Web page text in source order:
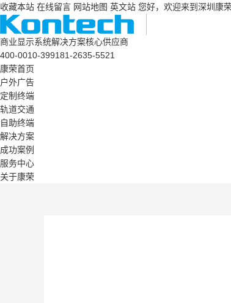
收藏本站 在线留言 网站地图 英文站 您好，欢迎来到深圳康
商业显示系统解决方案核心供应商
400-0010-399181-2635-5521
康荣首页
户外广告
定制终端
轨道交通
自助终端
解决方案
成功案例
服务中心
关于康荣